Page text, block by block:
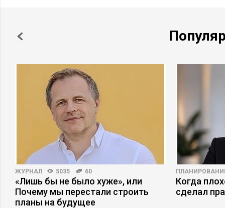
ЖУРНАЛ 5035 60
«Лишь бы не было хуже», или
Почему мы перестали строить
планы на будущее
Когда
сделал